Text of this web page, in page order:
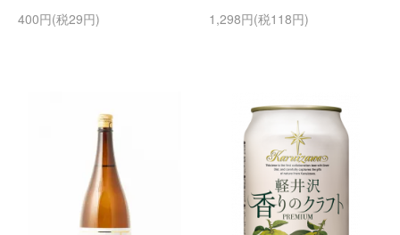
400円(税29円)
1,298円(税118円)